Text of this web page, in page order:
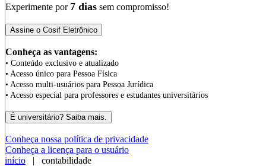
Experimente por 7 dias sem compromisso!
Conheça as vantagens:
• Conteúdo exclusivo e atualizado
• Acesso único para Pessoa Física
• Acesso multi-usuários para Pessoa Jurídica
• Acesso especial para professores e estudantes universitários
Conheça nossa política de privacidade
Conheça a licença para o usuário
início | contabilidade